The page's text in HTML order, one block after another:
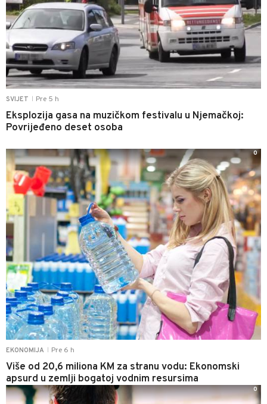
SVIJET Pre 5 h
Eksplozija gasa na muzičkom festivalu u Njemačkoj:
Povrijeđeno deset osoba
EKONOMIJA Pre 6 h
Više od 20,6 miliona KM za stranu vodu: Ekonomski
apsurd u zemlji bogatoj vodnim resursima
0
0